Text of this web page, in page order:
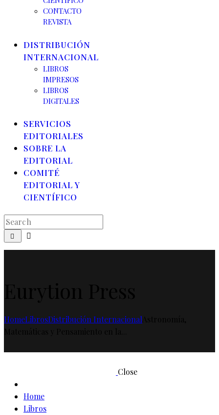
CONTACTO
REVISTA
DISTRIBUCIÓN
INTERNACIONAL
LIBROS
IMPRESOS
LIBROS
DIGITALES
SERVICIOS
EDITORIALES
SOBRE LA
EDITORIAL
COMITÉ
EDITORIAL Y
CIENTÍFICO
HomeLibrosDistribución Internacional
Close
Home
Libros